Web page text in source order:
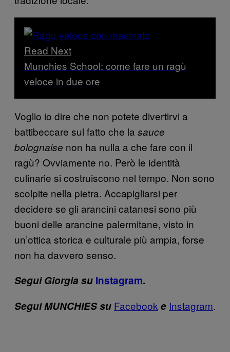
Read Next
Munchies School: come fare un ragù
veloce in due ore
Voglio io dire che non potete divertirvi a
battibeccare sul fatto che la sauce
bolognaise non ha nulla a che fare con il
ragù? Ovviamente no. Però le identità
culinarie si costruiscono nel tempo. Non sono
scolpite nella pietra. Accapigliarsi per
decidere se gli arancini catanesi sono più
buoni delle arancine palermitane, visto in
un’ottica storica e culturale più ampia, forse
non ha davvero senso.
Segui Giorgia su Instagram.
Segui MUNCHIES su Facebook e Instagram.